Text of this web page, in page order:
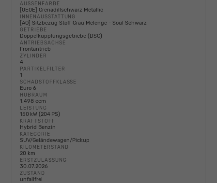
AUSSENFARBE
[0E0E] Grenadillschwarz Metallic
INNENAUSSTATTUNG
[AO] Sitzbezug Stoff Grau Melenge - Soul Schwarz
GETRIEBE
Doppelkupplungsgetriebe (DSG)
ANTRIEBSACHSE
Frontantrieb
ZYLINDER
4
PARTIKELFILTER
1
SCHADSTOFFKLASSE
Euro 6
HUBRAUM
1.498 ccm
LEISTUNG
150 kW (204 PS)
KRAFTSTOFF
Hybrid Benzin
KATEGORIE
SUV/Geländewagen/Pickup
KILOMETERSTAND
20 km
ERSTZULASSUNG
30.07.2026
ZUSTAND
unfallfrei